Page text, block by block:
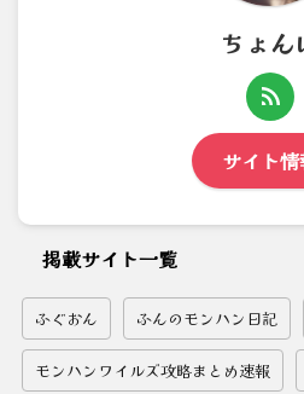
ちょん
サイト
掲載サイト一覧
ふぐおん ふんのモンハン日記
モンハンワイルズ攻略まとめ速報